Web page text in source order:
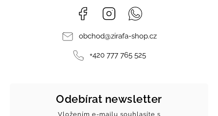
Facebook Instagram
obchod@zirafa-shop.cz
+420 777 765 525
Odebírat newsletter
Vložením e-mailu souhlasíte s